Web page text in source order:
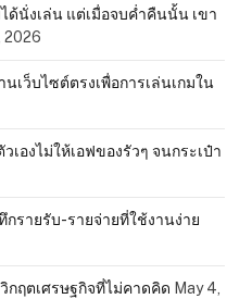
ด้นั่งเล่น แต่เมื่อจบค่ำคืนนั้น เขา
2026
เว็บไซต์ตรงเพื่อการเล่นเกมใน
องไม่ให้เอฟของรัวๆ จนกระเป๋า
รายรับ-รายจ่ายที่ใช้งานง่าย
กฤตเศรษฐกิจที่ไม่คาดคิด May 4,